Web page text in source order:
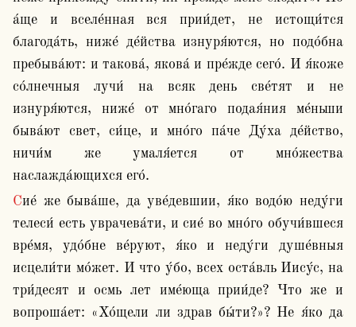
а́ще и вселе́нная вся прии́дет, не истощи́тся
благода́ть, ниже́ де́йства изнуря́ются, но подо́бна
пребыва́ют: и такова́, якова́ и пре́жде сего́. И я́коже
со́лнечныя лучи́ на всяк день све́тят и не
изнуря́ются, ниже́ от мно́гаго подая́ния ме́ньши
быва́ют свет, си́це, и мно́го па́че Ду́ха де́йство,
ничи́м же умаля́ется от мно́жества
наслажда́ющихся его́.
Сие́ же быва́ше, да уве́девшии, я́ко водо́ю неду́ги
телеси́ есть уврачева́ти, и сие́ во мно́го обучи́вшеся
вре́мя, удо́бне ве́руют, я́ко и неду́ги душе́вныя
исцели́ти мо́жет. И что у́бо, всех оста́вль Иису́с, на
три́десят и осмь лет име́юща прии́де? Что же и
вопроша́ет: «Хо́щели ли здрав бы́ти?»? Не я́ко да